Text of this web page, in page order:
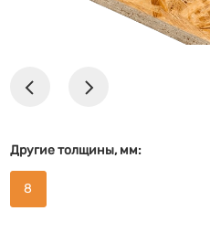
Другие толщины, мм:
8